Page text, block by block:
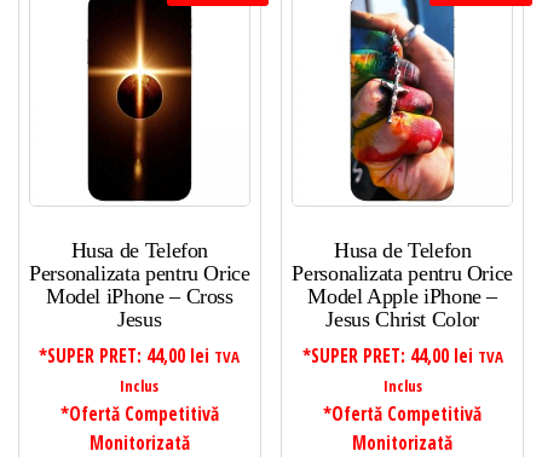
Husa de Telefon
Personalizata pentru Orice
Model iPhone – Cross
Jesus
*SUPER PRET: 44,00 lei TVA
Inclus
*Ofertă Competitivă
Monitorizată
Husa de Telefon
Personalizata pentru Orice
Model Apple iPhone –
Jesus Christ Color
*SUPER PRET: 44,00 lei TVA
Inclus
*Ofertă Competitivă
Monitorizată